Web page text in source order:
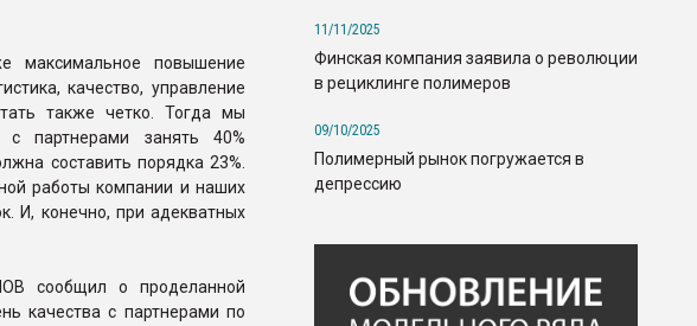
максимальное повышение
качество, управление
также четко. Тогда мы
партнерами занять 40%
составить порядка 23%.
работы компании и наших
И, конечно, при адекватных
сообщил о проделанной
качества с партнерами по
11/11/2025
Финская компания заявила о революции
в рециклинге полимеров
09/10/2025
Полимерный рынок погружается в
депрессию